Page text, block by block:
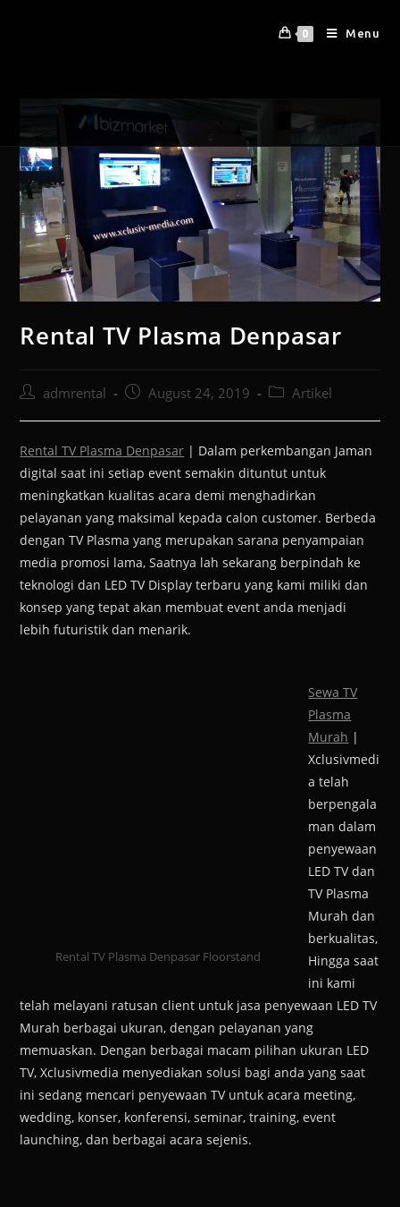
0 Menu
Rental TV Plasma Denpasar
admrental August 24, 2019 Artikel
Rental TV Plasma Denpasar | Dalam perkembangan Jaman
digital saat ini setiap event semakin dituntut untuk
meningkatkan kualitas acara demi menghadirkan
pelayanan yang maksimal kepada calon customer. Berbeda
dengan TV Plasma yang merupakan sarana penyampaian
media promosi lama, Saatnya lah sekarang berpindah ke
teknologi dan LED TV Display terbaru yang kami miliki dan
konsep yang tepat akan membuat event anda menjadi
lebih futuristik dan menarik.
Rental TV Plasma Denpasar Floorstand
Sewa TV
Plasma
Murah |
Xclusivmedi
a telah
berpengala
man dalam
penyewaan
LED TV dan
TV Plasma
Murah dan
berkualitas,
Hingga saat
ini kami
telah melayani ratusan client untuk jasa penyewaan LED TV
Murah berbagai ukuran, dengan pelayanan yang
memuaskan. Dengan berbagai macam pilihan ukuran LED
TV, Xclusivmedia menyediakan solusi bagi anda yang saat
ini sedang mencari penyewaan TV untuk acara meeting,
wedding, konser, konferensi, seminar, training, event
launching, dan berbagai acara sejenis.